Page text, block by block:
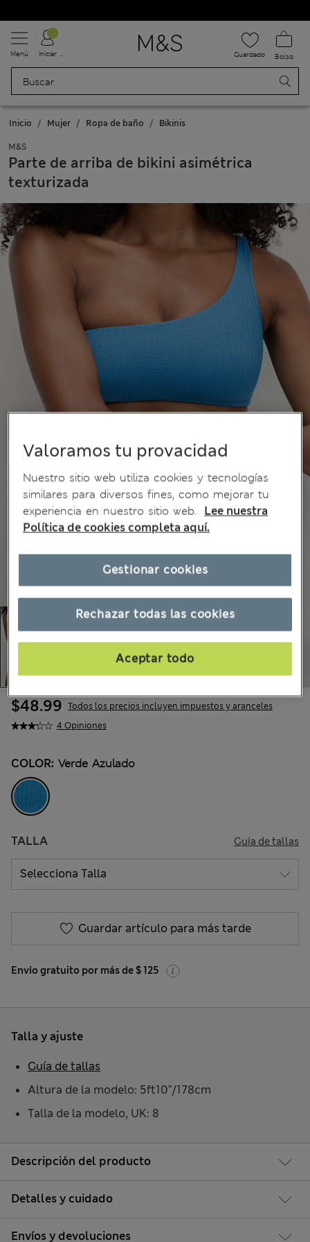
Menú Iniciar sesión Guardado Bolso
Inicio Mujer Ropa de baño Bikinis
M&S
Parte de arriba de bikini asimétrica
texturizada
4 Opiniones
$48.99 Todos los precios incluyen impuestos y aranceles
COLOR: Verde Azulado
TALLA Guía de tallas
Guardar artículo para más tarde
Envío gratuito por más de $ 125
Descripción del producto
Detalles y cuidado
Envíos y devoluciones
Talla y ajuste
Altura de la modelo: 5ft10"/178cm
Talla de la modelo, UK: 8
Guía de tallas
Valoramos tu provacidad
Nuestro sitio web utiliza cookies y tecnologías
similares para diversos fines, como mejorar tu
experiencia en nuestro sitio web.
Lee nuestra
Política de cookies completa aquí.
Rechazar todas las cookies
Aceptar todo
Gestionar cookies